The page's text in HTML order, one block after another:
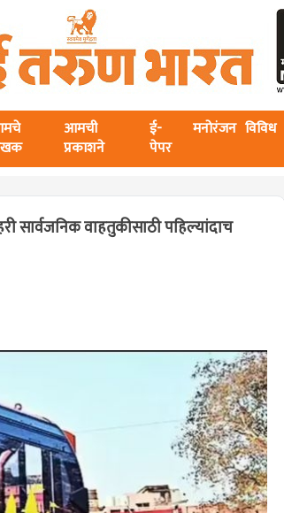
आमची
प्रकाशने
ई-
पेपर
मनोरंजन विविध
सार्वजनिक वाहतुकीसाठी पहिल्यांदाच